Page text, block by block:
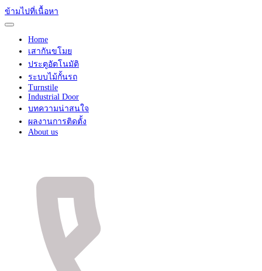
ข้ามไปที่เนื้อหา
Home
เสากันขโมย
ประตูอัตโนมัติ
ระบบไม้กั้นรถ
Turnstile
Industrial Door
บทความน่าสนใจ
ผลงานการติดตั้ง
About us